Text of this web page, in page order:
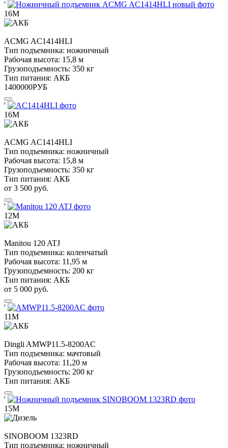
'
16М
ACMG AC1414HLI
Тип подъемника: ножничный
Рабочая высота: 15,8 м
Грузоподъемность: 350 кг
Тип питания: АКБ
1400000РУБ
'
16М
ACMG AC1414HLI
Тип подъемника: ножничный
Рабочая высота: 15,8 м
Грузоподъемность: 350 кг
Тип питания: АКБ
от 3 500 руб.
'
12М
Manitou 120 ATJ
Тип подъемника: коленчатый
Рабочая высота: 11,95 м
Грузоподъемность: 200 кг
Тип питания: АКБ
от 5 000 руб.
'
11М
Dingli AMWP11.5-8200AC
Тип подъемника: мачтовый
Рабочая высота: 11,20 м
Грузоподъемность: 200 кг
Тип питания: АКБ
'
15М
SINOBOOM 1323RD
Тип подъемника: ножничный